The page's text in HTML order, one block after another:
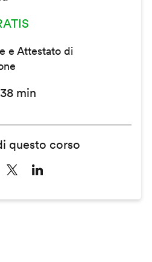
e Attestato di
min
questo corso